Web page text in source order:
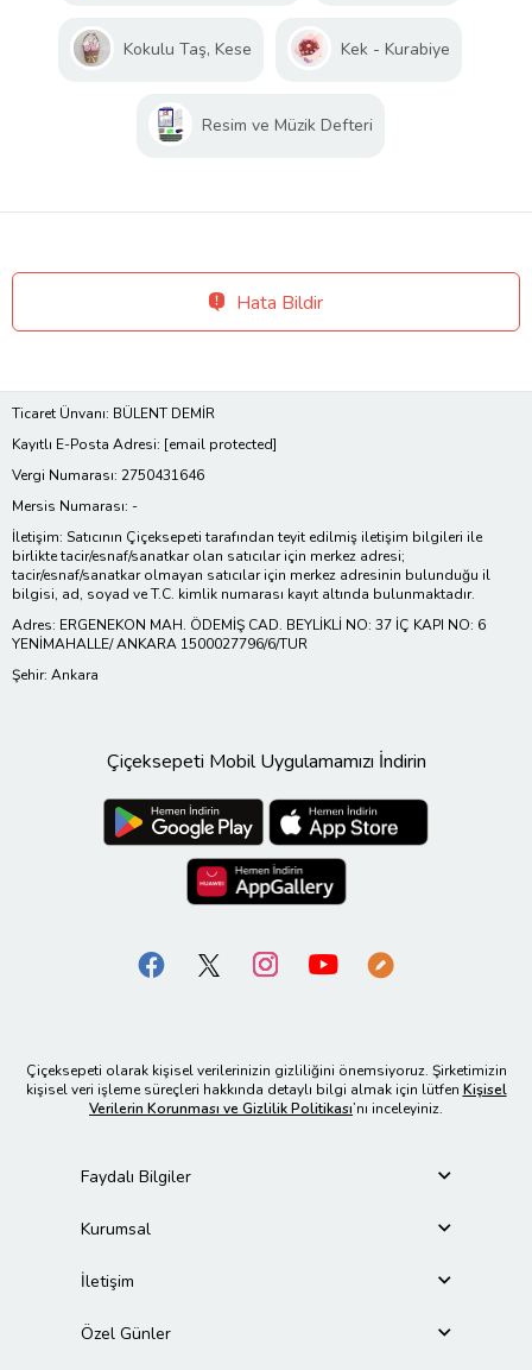
Kokulu Taş, Kese Kek - Kurabiye
Resim ve Müzik Defteri
Hata Bildir
Ticaret Ünvanı: BÜLENT DEMİR
Kayıtlı E-Posta Adresi: [email protected]
Vergi Numarası: 2750431646
Mersis Numarası: -
İletişim: Satıcının Çiçeksepeti tarafından teyit edilmiş iletişim bilgileri ile
birlikte tacir/esnaf/sanatkar olan satıcılar için merkez adresi;
tacir/esnaf/sanatkar olmayan satıcılar için merkez adresinin bulunduğu il
bilgisi, ad, soyad ve T.C. kimlik numarası kayıt altında bulunmaktadır.
Adres: ERGENEKON MAH. ÖDEMİŞ CAD. BEYLİKLİ NO: 37 İÇ KAPI NO: 6
YENİMAHALLE/ ANKARA 1500027796/6/TUR
Şehir: Ankara
Çiçeksepeti Mobil Uygulamamızı İndirin
Çiçeksepeti olarak kişisel verilerinizin gizliliğini önemsiyoruz. Şirketimizin
kişisel veri işleme süreçleri hakkında detaylı bilgi almak için lütfen Kişisel
Verilerin Korunması ve Gizlilik Politikası’nı inceleyiniz.
Faydalı Bilgiler
Kurumsal
İletişim
Özel Günler